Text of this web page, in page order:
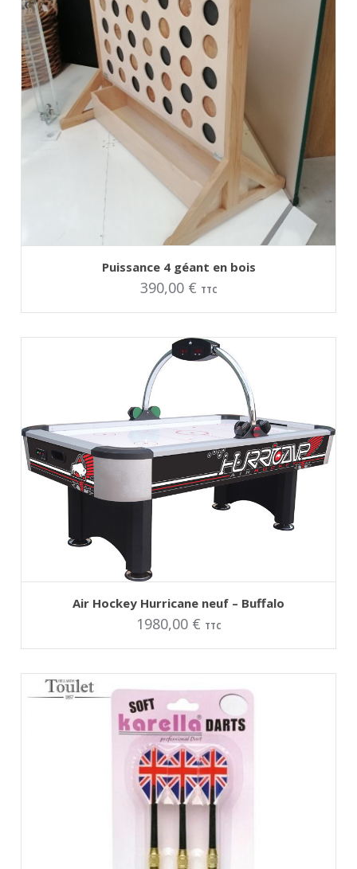
Ce
produit
a
variations.
peuvent
être
choisies
produit
Puissance 4 géant en bois
390,00 € TTC
Air Hockey Hurricane neuf – Buffalo
1980,00 € TTC